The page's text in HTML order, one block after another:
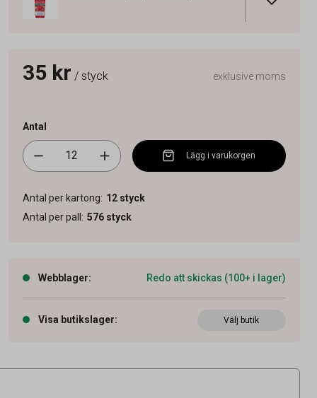
35 kr / styck exklusive moms
Antal
Lägg i varukorgen
Antal per kartong: 12 styck
Antal per pall : 576 styck
Webblager: Redo att skickas (100+ i lager)
Visa butikslager: Välj butik